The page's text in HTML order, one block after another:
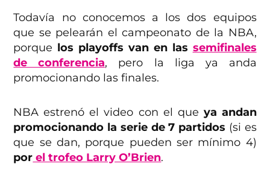
Todavía no conocemos a los dos equipos
que se pelearán el campeonato de la NBA,
porque los playoffs van en las semifinales
de conferencia, pero la liga ya anda
promocionando las finales.
NBA estrenó el video con el que ya andan
promocionando la serie de 7 partidos (si es
que se dan, porque pueden ser mínimo 4)
por el trofeo Larry O’Brien.